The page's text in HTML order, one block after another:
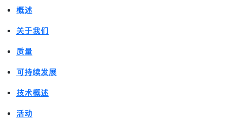
概述
关于我们
质量
可持续发展
技术概述
活动